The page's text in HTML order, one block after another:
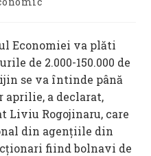
Economiei va plăti
de 2.000-150.000 de
se va întinde până
aprilie, a declarat,
Liviu Rogojinaru, care
din agențiile din
fiind bolnavi de